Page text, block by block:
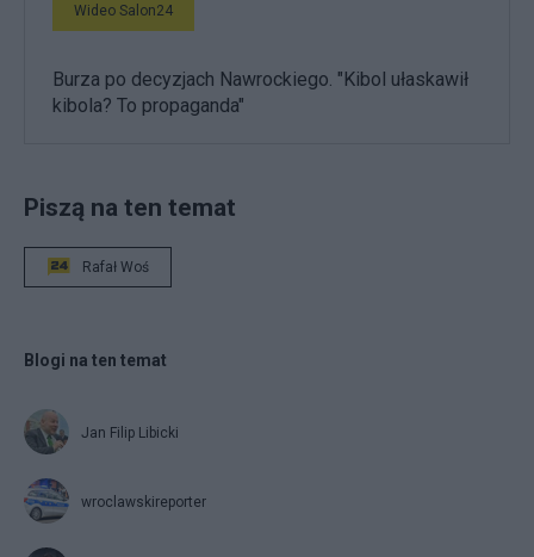
Wideo Salon24
Burza po decyzjach Nawrockiego. "Kibol ułaskawił
kibola? To propaganda"
Piszą na ten temat
Rafał Woś
Blogi na ten temat
Jan Filip Libicki
wroclawskireporter